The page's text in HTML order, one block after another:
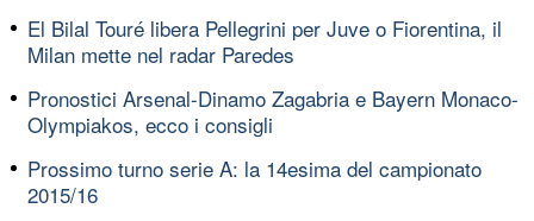
El Bilal Touré libera Pellegrini per Juve o Fiorentina, il
Milan mette nel radar Paredes
Pronostici Arsenal-Dinamo Zagabria e Bayern Monaco-
Olympiakos, ecco i consigli
Prossimo turno serie A: la 14esima del campionato
2015/16